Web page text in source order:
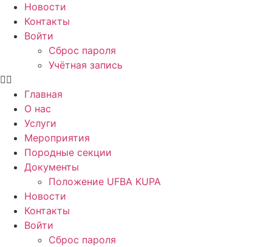
Новости
Контакты
Войти
Сброс пароля
Учётная запись
Главная
О нас
Услуги
Мероприятия
Породные секции
Документы
Положение UFBA KUPA
Новости
Контакты
Войти
Сброс пароля